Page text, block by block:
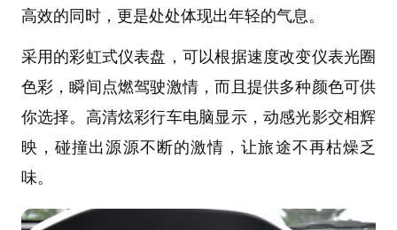
高效的同时，更是处处体现出年轻的气息。
采用的彩虹式仪表盘，可以根据速度改变仪表光圈
色彩，瞬间点燃驾驶激情，而且提供多种颜色可供
你选择。高清炫彩行车电脑显示，动感光影交相辉
映，碰撞出源源不断的激情，让旅途不再枯燥乏
味。